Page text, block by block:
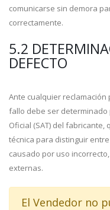
comunicarse sin demora
correctamente.
5.2
DEFECTO
Ante cualquier
fallo debe ser determinado
Oficial (SAT) del
técnica para distinguir
causado por uso
externas.
El Vendedor no